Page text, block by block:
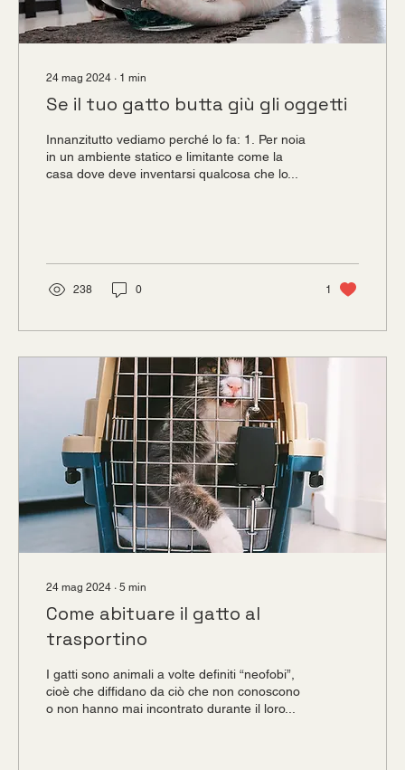
24 mag 2024 ∙ 1 min
Se il tuo gatto butta giù gli oggetti
Innanzitutto vediamo perché lo fa: 1. Per noia
in un ambiente statico e limitante come la
casa dove deve inventarsi qualcosa che lo...
238 0 1
24 mag 2024 ∙ 5 min
Come abituare il gatto al
trasportino
I gatti sono animali a volte definiti “neofobi”,
cioè che diffidano da ciò che non conoscono
o non hanno mai incontrato durante il loro...